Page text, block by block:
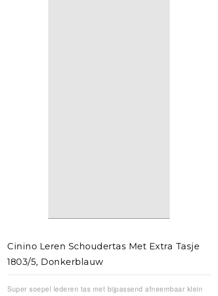
Cinino Leren Schoudertas Met Extra Tasje
1803/5, Donkerblauw
Super soepel lederen tas met bijpassend afneembaar klein